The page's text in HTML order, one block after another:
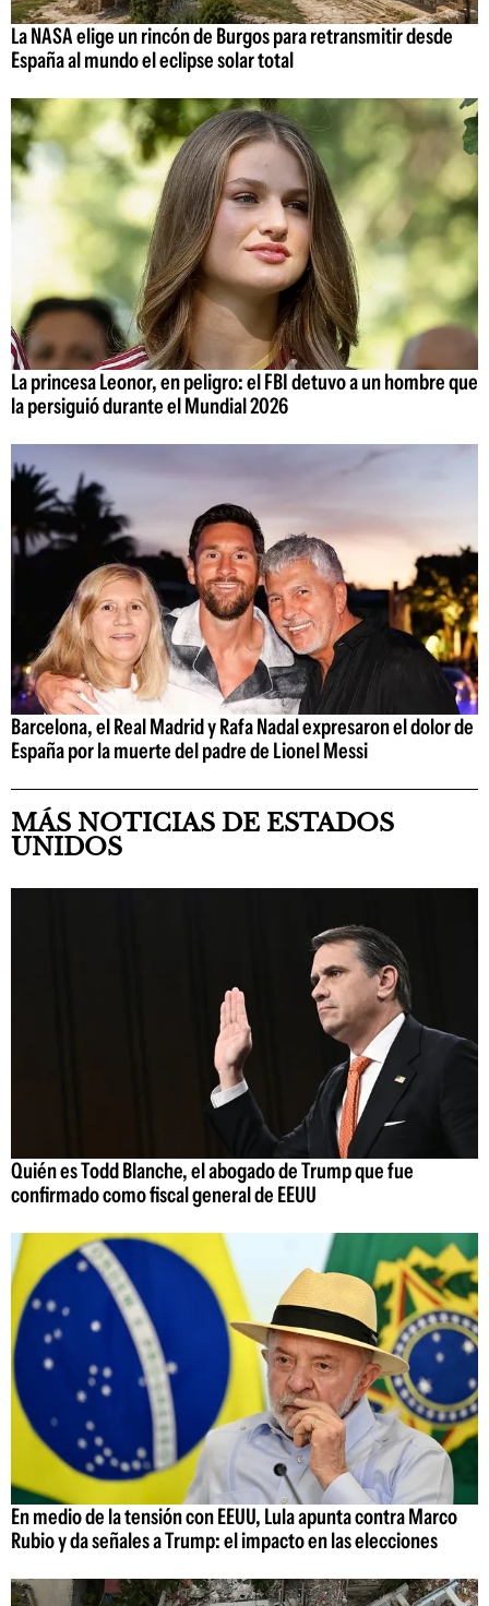
La NASA elige un rincón de Burgos para retransmitir desde
España al mundo el eclipse solar total
La princesa Leonor, en peligro: el FBI detuvo a un hombre que
la persiguió durante el Mundial 2026
Barcelona, el Real Madrid y Rafa Nadal expresaron el dolor de
España por la muerte del padre de Lionel Messi
MÁS NOTICIAS DE ESTADOS
UNIDOS
Quién es Todd Blanche, el abogado de Trump que fue
confirmado como fiscal general de EEUU
En medio de la tensión con EEUU, Lula apunta contra Marco
Rubio y da señales a Trump: el impacto en las elecciones